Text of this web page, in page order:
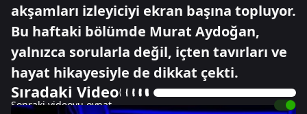
akşamları izleyiciyi ekran başına topluyor.
Bu haftaki bölümde Murat Aydoğan,
yalnızca sorularla değil, içten tavırları ve
hayat hikayesiyle de dikkat çekti.
Sıradaki Video
Sonraki videoyu oynat